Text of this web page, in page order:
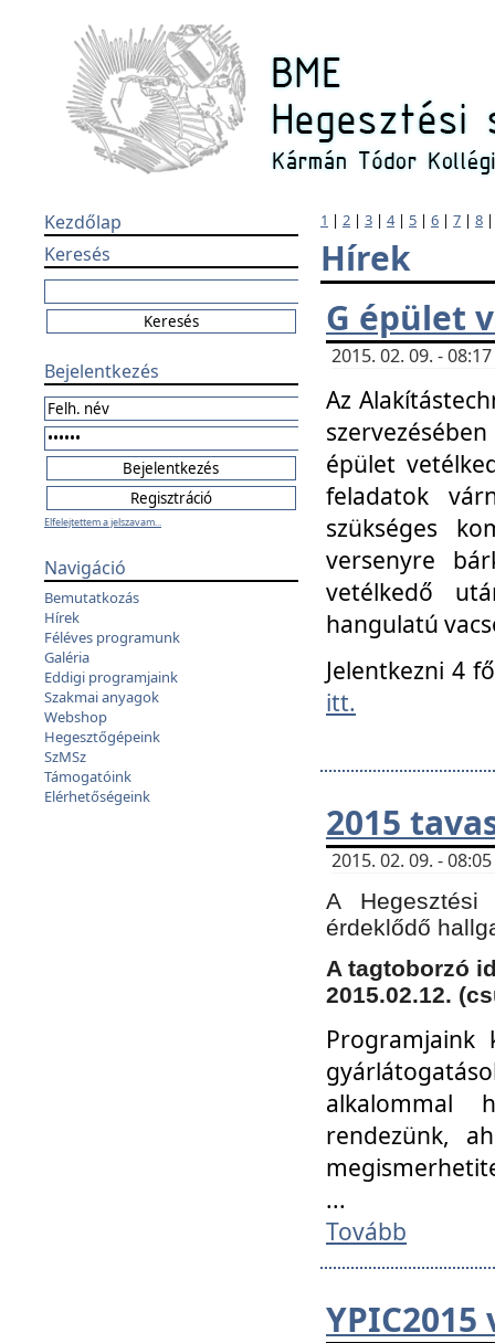
Kezdőlap
Keresés
Bejelentkezés
Elfelejtettem a jelszavam...
Navigáció
Bemutatkozás
Hírek
Féléves programunk
Galéria
Eddigi programjaink
Szakmai anyagok
Webshop
Hegesztőgépeink
SzMSz
Támogatóink
Elérhetőségeink
1 | 2 | 3 | 4| 5 | 6 | 7 | 8
Hírek
G épület
2015. 02. 09. -
Az
épület
feladatok
szükséges
versenyre
vetélkedő
hangulatú
Jelentkezni 4
itt.
2015
2015. 02. 09. -
A
érdeklődő
A tagtoborzó
2015.02.12.
Programjaink
alkalommal
rendezünk,
...
Tovább
YPIC2015